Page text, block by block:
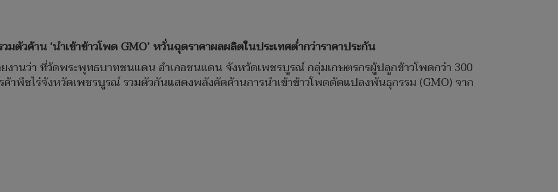
มตัวค้าน‘นำเข้าข้าวโพด GMO’ หวั่นฉุดราคาผลผลิตในประเทศต่ำกว่าราคาประกัน
งานว่า ที่วัดพระพุทธบาทชนแดน อำเภอชนแดน จังหวัดเพชรบูรณ์ กลุ่มเกษตรกรผู้ปลูกข้าวโพดกว่า 300
าพืชไร่จังหวัดเพชรบูรณ์ รวมตัวกันแสดงพลังคัดค้านการนำเข้าข้าวโพดดัดแปลงพันธุกรรม (GMO) จาก